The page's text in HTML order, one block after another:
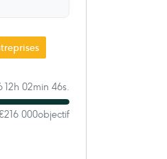
12h 02min 46s.
000objectif